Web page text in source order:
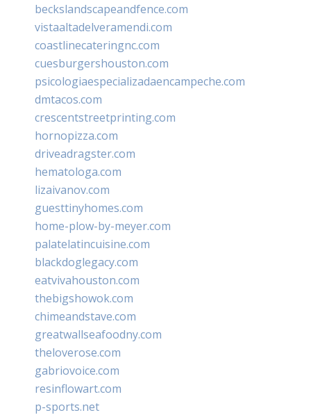
beckslandscapeandfence.com
vistaaltadelveramendi.com
coastlinecateringnc.com
cuesburgershouston.com
psicologiaespecializadaencampeche.com
dmtacos.com
crescentstreetprinting.com
hornopizza.com
driveadragster.com
hematologa.com
lizaivanov.com
guesttinyhomes.com
home-plow-by-meyer.com
palatelatincuisine.com
blackdoglegacy.com
eatvivahouston.com
thebigshowok.com
chimeandstave.com
greatwallseafoodny.com
theloverose.com
gabriovoice.com
resinflowart.com
p-sports.net